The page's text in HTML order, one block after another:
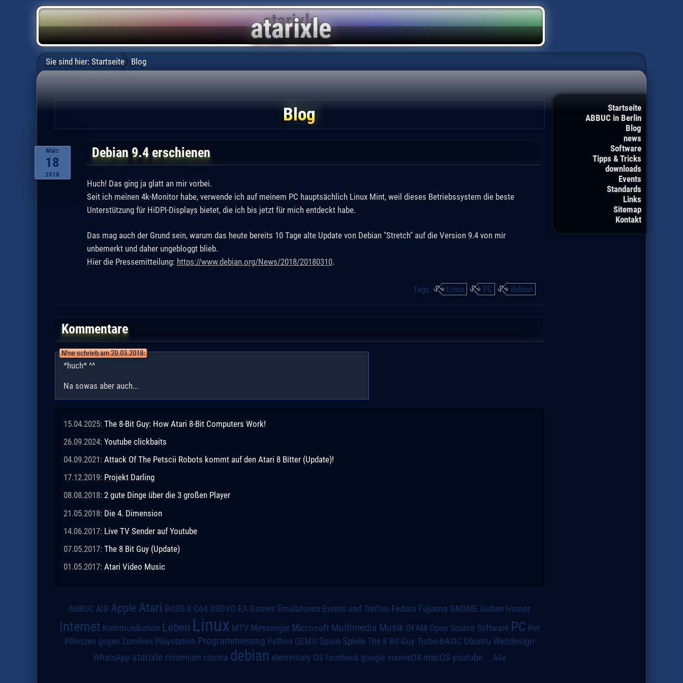
Startseite
ABBUC in Berlin
Blog
news
Software
Tipps & Tricks
downloads
Events
Standards
Links
Sitemap
Kontakt
Sie sind hier: Startseite Blog
Blog
März
18
2018
Debian 9.4 erschienen
Huch! Das ging ja glatt an mir vorbei.
Seit ich meinen 4k-Monitor habe, verwende ich auf meinem PC hauptsächlich Linux Mint, weil dieses Betriebssystem die beste
Unterstützung für HiDPI-Displays bietet, die ich bis jetzt für mich entdeckt habe.
Das mag auch der Grund sein, warum das heute bereits 10 Tage alte Update von Debian "Stretch" auf die Version 9.4 von mir
unbemerkt und daher ungebloggt blieb.
Hier die Pressemitteilung: https://www.debian.org/News/2018/20180310.
Tags: Linux PC debian
Kommentare
N!ne schrieb am 20.03.2018:
*huch* ^^
Na sowas aber auch...
15.04.2025: The 8-Bit Guy: How Atari 8-Bit Computers Work!
26.09.2024: Youtube clickbaits
04.09.2021: Attack Of The Petscii Robots kommt auf den Atari 8 Bitter (Update)!
17.12.2019: Projekt Darling
08.08.2018: 2 gute Dinge über die 3 großen Player
21.05.2018: Die 4. Dimension
14.06.2017: Live TV Sender auf Youtube
07.05.2017: The 8 Bit Guy (Update)
01.05.2017: Atari Video Music
ABBUC AIB Apple Atari BOSS-X C64 DSGVO EA Games Emulatoren Events und Treffen Fedora Fujiama GNOME Guben Humor
Internet Kommunikation Leben Linux MTV Messenger Microsoft Multimedia Musik OFAM Open Source Software PC Pet
Pflanzen gegen Zombies Playstation Programmierung Python QEMU Spam Spiele The 8 Bit Guy Turbo-BASIC Ubuntu Webdesign
WhatsApp atarixle chromium corona debian elementary OS facebook google insaneOS macOS youtube ... Alle